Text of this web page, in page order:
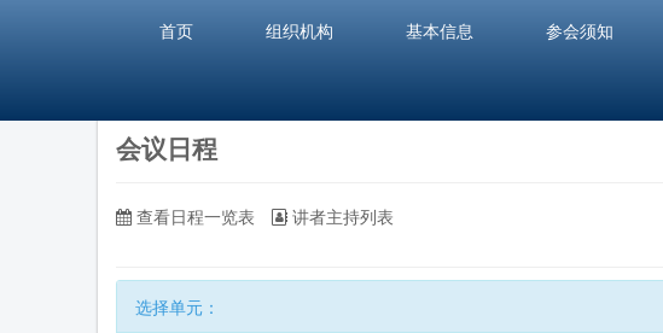
首页 组织机构 基本信息 参会须知
会议日程
查看日程一览表 讲者主持列表
选择单元：